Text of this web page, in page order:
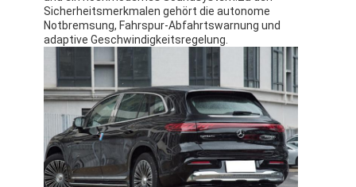
Sicherheitsmerkmalen gehört die autonome
Notbremsung, Fahrspur-Abfahrtswarnung und
adaptive Geschwindigkeitsregelung.